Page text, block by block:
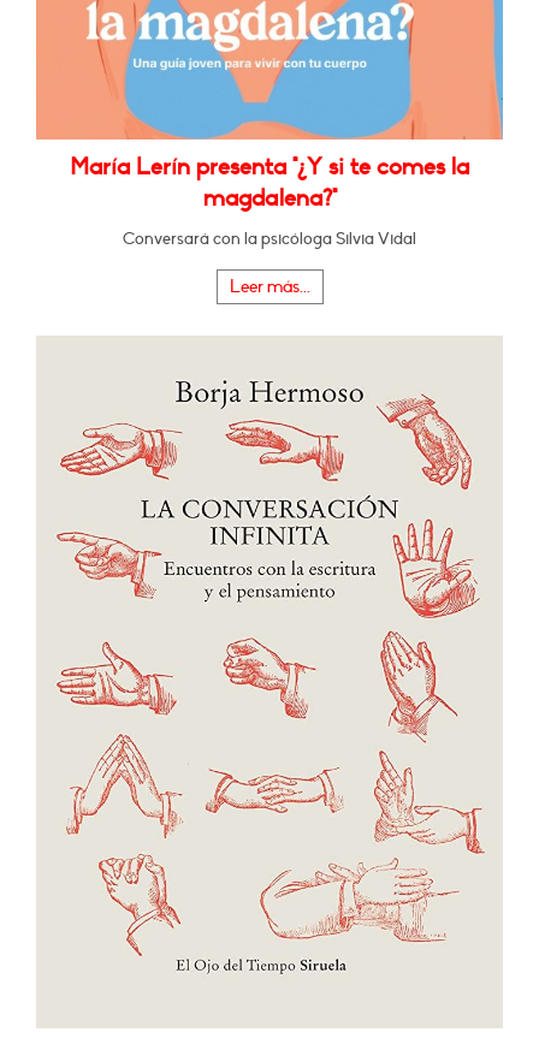
María Lerín presenta "¿Y si te comes la
magdalena?"
Conversará con la psicóloga Silvia Vidal
Leer más...